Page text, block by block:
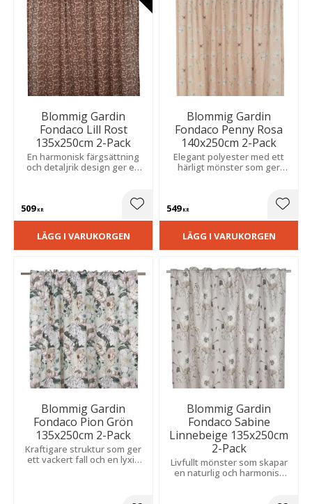
Blommig Gardin
Fondaco Lill Rost
135x250cm 2-Pack
En harmonisk färgsättning
och detaljrik design ger en
509KR Lägg till i favoriter
LÄGG I VARUKORGEN
Blommig Gardin
Fondaco Penny Rosa
140x250cm 2-Pack
Elegant polyester med ett
härligt mönster som ger
struktur och en stilfull känsla.
549KR
LÄGG I VARUKORGEN
Blommig Gardin
Fondaco Pion Grön
135x250cm 2-Pack
Kraftigare struktur som ger
ett vackert fall och en lyxig
Blommig Gardin
Fondaco Sabine
Linnebeige 135x250cm
2-Pack
Livfullt mönster som skapar
en naturlig och harmonisk